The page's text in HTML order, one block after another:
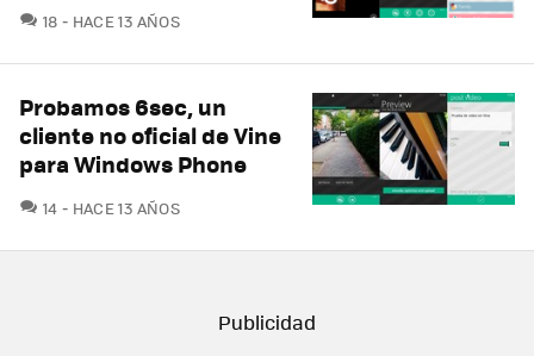
18 COMENTARIOS
HACE 13 AÑOS
Probamos 6sec, un
cliente no oficial de Vine
para Windows Phone
14 COMENTARIOS
HACE 13 AÑOS